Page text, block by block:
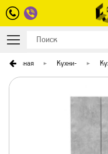
Главная Кухни-